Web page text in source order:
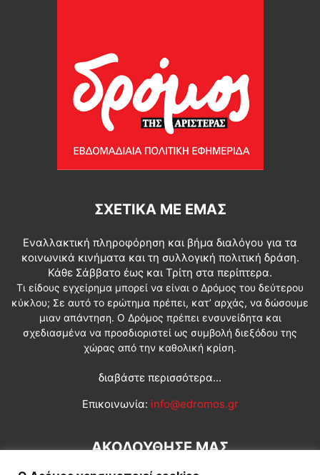
ΣΧΕΤΙΚΆ ΜΕ ΕΜΆΣ
Εναλλακτική πληροφόρηση και βήμα διαλόγου για τα
κοινωνικά κινήματα και τη συλλογική πολιτική δράση.
Κάθε Σάββατο έως και Τρίτη στα περίπτερα.
Τι είδους εγχείρημα μπορεί να είναι ο Δρόμος του δεύτερου
κύκλου; Σε αυτό το ερώτημα πρέπει, κατ’ αρχάς, να δώσουμε
μιαν απάντηση. Ο Δρόμος πρέπει ενσυνείδητα και
σχεδιασμένα να προσδιοριστεί ως συμβολή διεξόδου της
χώρας από την καθολική κρίση.
διαβάστε περισσότερα...
Επικοινωνία: info@edromos.gr
ΑΚΟΛΟΥΘΗΣΕ ΜΑΣ